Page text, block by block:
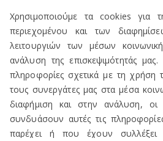
Πωλείται Εξοπλισμός
Ανδρική
Χρησιμοποιούμε τα cookies για
περιεχομένου και των
λειτουργιών των μέσων
ανάλυση της επισκεψιμότητάς μας.
πληροφορίες σχετικά με τη χρήση
τους συνεργάτες μας στα μέσα
διαφήμιση και στην ανάλυση, οι
συνδυάσουν αυτές τις
παρέχει ή που έχουν